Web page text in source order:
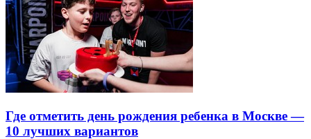
Где отметить день рождения ребенка в Москве —
10 лучших вариантов